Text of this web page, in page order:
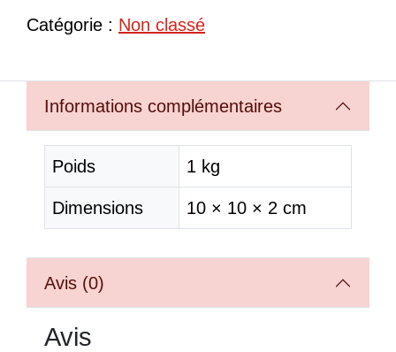
Catégorie : Non classé
Informations complémentaires
Poids 1 kg
Dimensions 10 × 10 × 2 cm
Avis (0)
Avis